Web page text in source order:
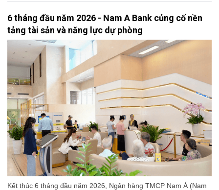
6 tháng đầu năm 2026 - Nam A Bank củng cố nền
tảng tài sản và năng lực dự phòng
Kết thúc 6 tháng đầu năm 2026, Ngân hàng TMCP Nam Á (Nam